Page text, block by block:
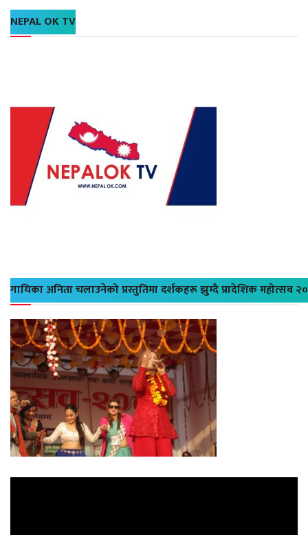
NEPAL OK TV
गायिका अनिता चलाउनेको प्रस्तुतिमा दर्शकहरू झुम्दै प्रादेशिक महोत्सव